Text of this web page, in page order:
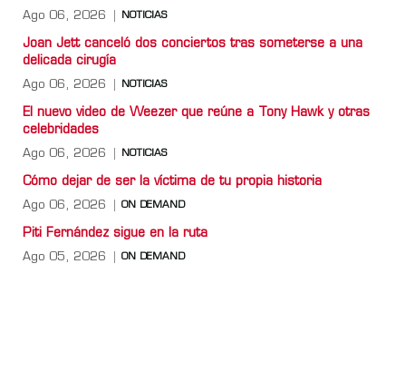
Ago 06, 2026 NOTICIAS
Joan Jett canceló dos conciertos tras someterse a una
delicada cirugía
Ago 06, 2026 NOTICIAS
El nuevo video de Weezer que reúne a Tony Hawk y otras
celebridades
Ago 06, 2026 NOTICIAS
Cómo dejar de ser la víctima de tu propia historia
Ago 06, 2026 ON DEMAND
Piti Fernández sigue en la ruta
Ago 05, 2026 ON DEMAND